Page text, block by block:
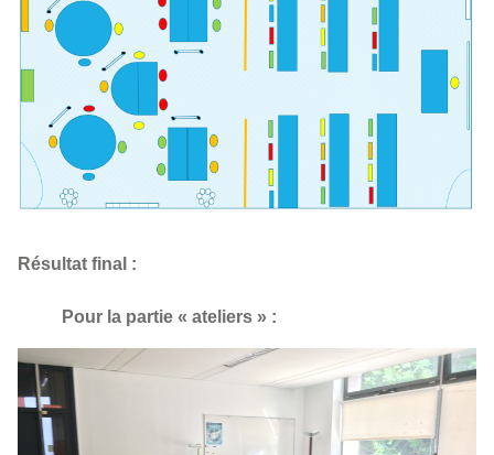
Résultat final :
Pour la partie « ateliers » :